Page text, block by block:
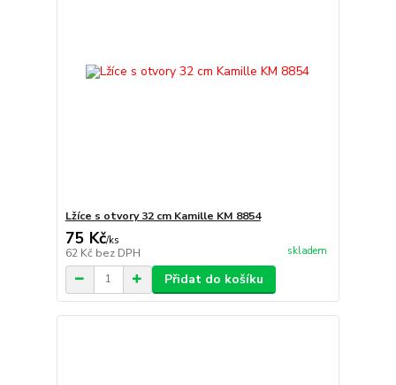
Lžíce s otvory 32 cm Kamille KM 8854
75 Kč/ks
62 Kč bez DPH skladem
Přidat do košíku